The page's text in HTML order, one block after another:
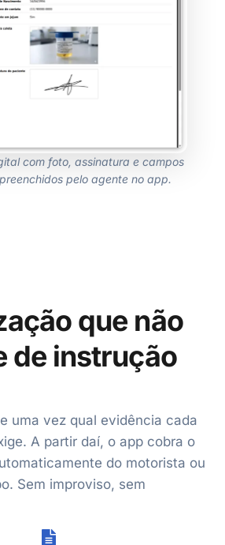
com foto, assinatura e campos
pelo agente no app.
que não
de instrução
uma vez qual evidência cada
A partir daí, o app cobra o
do motorista ou
Sem improviso, sem